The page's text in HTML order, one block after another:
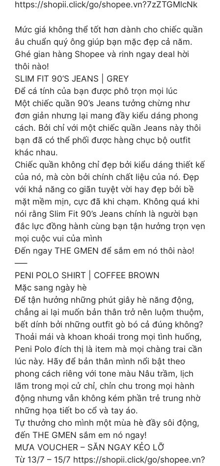
https://shopii.click/go/shopee.vn?7zZTGMlcNk
Mức giá không thể tốt hơn dành cho chiếc quần
âu chuẩn quý ông giúp bạn mặc đẹp cả năm.
Ghé gian hàng Shopee và rinh ngay deal hời
thôi nào!
SLIM FIT 90’S JEANS | GREY
Để cá tính của bạn được phô trọn mọi lúc
Một chiếc quần 90’s Jeans tưởng chừng như
đơn giản nhưng lại mang đầy kiểu dáng phong
cách. Bởi chỉ với một chiếc quần Jeans này thôi
bạn đã có thể phối được hàng chục bộ outfit
khác nhau.
Chiếc quần không chỉ đẹp bởi kiểu dáng thiết kế
của nó, mà còn bởi chính chất liệu của nó. Đẹp
với khả năng co giãn tuyệt vời hay đẹp bởi bề
mặt mềm mịn, cực đã khi chạm. Không quá khi
nói rằng Slim Fit 90’s Jeans chính là người bạn
đắc lực đồng hành cùng bạn tận hưởng trọn vẹn
mọi cuộc vui của mình
Đến ngay THE GMEN để sắm em nó thôi nào!
—–
PENI POLO SHIRT | COFFEE BROWN
Mặc sang ngày hè
Để tận hưởng những phút giây hè năng động,
chẳng ai lại muốn bản thân trở nên luộm thuộm,
bết dính bởi những outfit gò bó cả đúng không?
Thoải mái và khoan khoái trong mọi tình huống,
Peni Polo đích thị là item mà mọi chàng trai cần
lúc này. Hãy để bản thân mình nổi bật theo
phong cách riêng với tone màu Nâu trầm, lịch
lãm trong mọi cử chỉ, chỉn chu trong mọi hành
động nhưng vẫn không kém phần trẻ trung nhờ
những họa tiết bo cổ và tay áo.
Tự thưởng cho mình một mùa hè đầy sôi động,
đến THE GMEN sắm em nó ngay!
MƯA VOUCHER – SĂN NGAY KẺO LỠ
Từ 13/7 – 15/7 https://shopii.click/go/shopee.vn?